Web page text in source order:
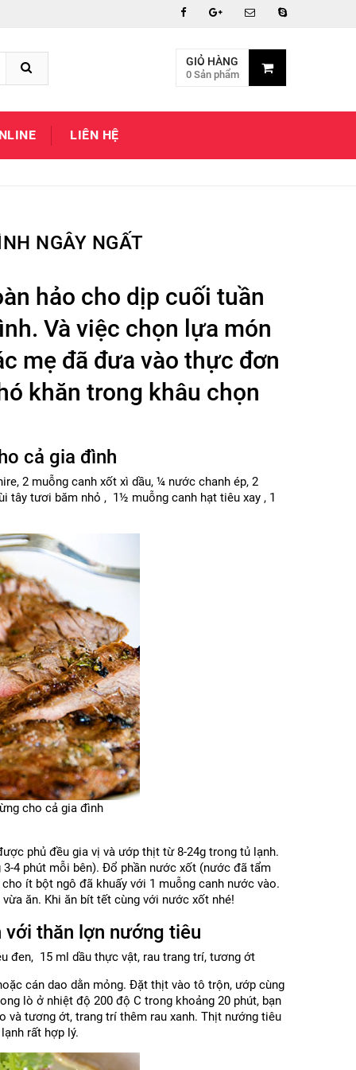
GIỎ HÀNG
0 Sản phẩm
LIÊN HỆ
NGÂY NGẤT
hảo cho dịp cuối tuần
Và việc chọn lựa món
mẹ đã đưa vào thực đơn
khăn trong khâu chọn
cả gia đình
2 muỗng canh xốt xì dầu, ¼ nước chanh ép, 2
tây tươi băm nhỏ , 1½ muỗng canh hạt tiêu xay , 1
cho cả gia đình
phủ đều gia vị và ướp thịt từ 8-24g trong tủ lạnh.
4 phút mỗi bên). Đổ phần nước xốt (nước đã tẩm
ít bột ngô đã khuấy với 1 muỗng canh nước vào.
ăn. Khi ăn bít tết cùng với nước xốt nhé!
thăn lợn nướng tiêu
đen, 15 ml dầu thực vật, rau trang trí, tương ớt
cán dao dằn mỏng. Đặt thịt vào tô trộn, ướp cùng
lò ở nhiệt độ 200 độ C trong khoảng 20 phút, bạn
và tương ớt, trang trí thêm rau xanh. Thịt nướng tiêu
rất hợp lý.